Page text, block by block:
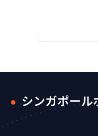
シンガポール